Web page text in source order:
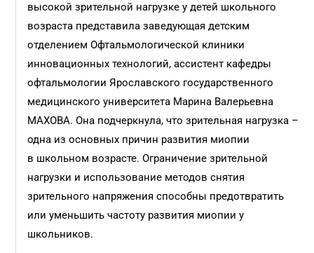
высокой зрительной нагрузке у детей школьного
возраста представила заведующая детским
отделением Офтальмологической клиники
инновационных технологий, ассистент кафедры
офтальмологии Ярославского государственного
медицинского университета Марина Валерьевна
МАХОВА. Она подчеркнула, что зрительная нагрузка –
одна из основных причин развития миопии
в школьном возрасте. Ограничение зрительной
нагрузки и использование методов снятия
зрительного напряжения способны предотвратить
или уменьшить частоту развития миопии у
школьников.